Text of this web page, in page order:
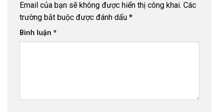
Email của bạn sẽ không được hiển thị công khai. Các
trường bắt buộc được đánh dấu *
Bình luận *